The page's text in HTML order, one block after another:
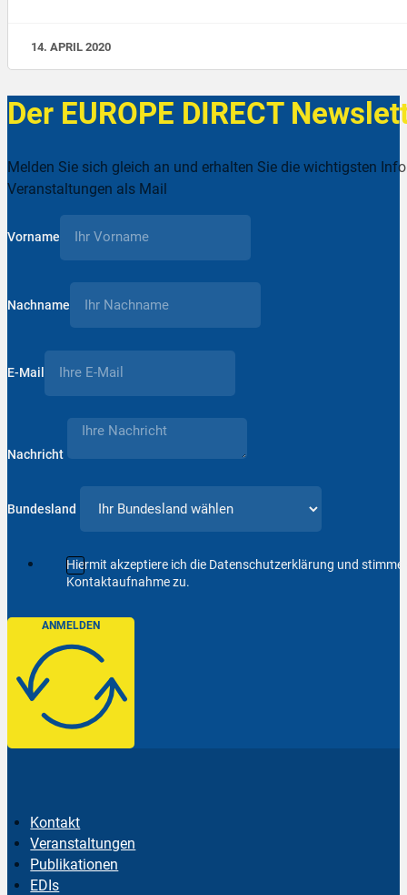
14. APRIL 2020
Der EUROPE DIRECT
Melden Sie sich gleich an und erhalten Sie die wichtigsten
Veranstaltungen als Mail
Vorname
Nachname
E-Mail
Nachricht
Bundesland
Hiermit akzeptiere ich die Datenschutzerklärung und
Kontaktaufnahme zu.
ANMELDEN
Kontakt
Veranstaltungen
Publikationen
EDIs